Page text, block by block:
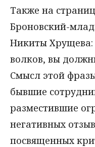
Также на
Броновский-
Никиты Хрущева:
волков, вы
Смысл этой
бывшие
разместившие
негативных
посвященных